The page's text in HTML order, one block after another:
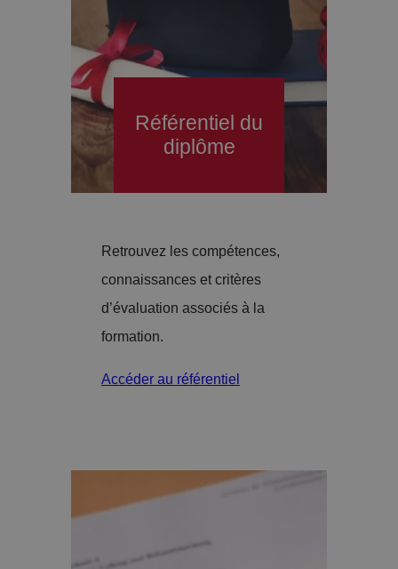
Référentiel du
diplôme
Retrouvez les compétences,
connaissances et critères
d’évaluation associés à la
formation.
Accéder au référentiel